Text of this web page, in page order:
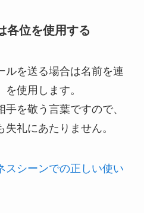
各位を使用する
ルを送る場合は名前を連
使用します。
手を敬う言葉ですので、
礼にあたりません。
スシーンでの正しい使い